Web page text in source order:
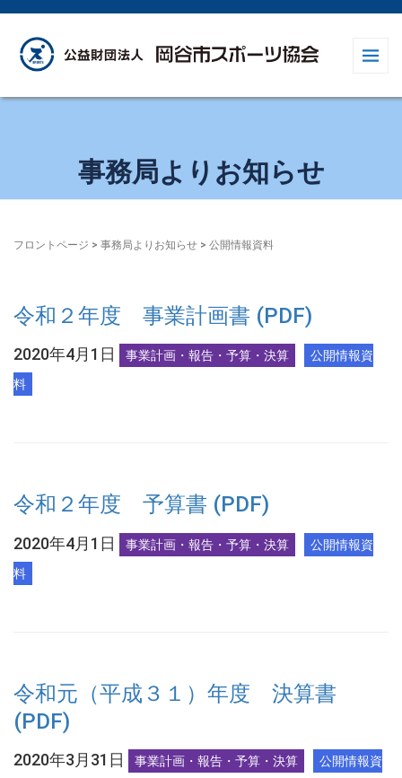
事務局よりお知らせ
フロントページ > 事務局よりお知らせ > 公開情報資料
令和２年度 事業計画書 (PDF)
2020年4月1日 事業計画・報告・予算・決算
公開情報資
料
令和２年度 予算書 (PDF)
2020年4月1日 事業計画・報告・予算・決算
公開情報資
料
令和元（平成３１）年度 決算書
(PDF)
2020年3月31日 事業計画・報告・予算・決算
公開情報資